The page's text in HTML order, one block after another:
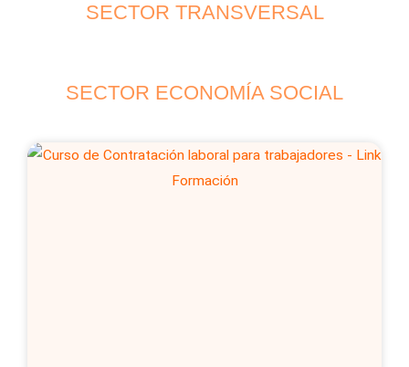
SECTOR TRANSVERSAL
SECTOR ECONOMÍA SOCIAL